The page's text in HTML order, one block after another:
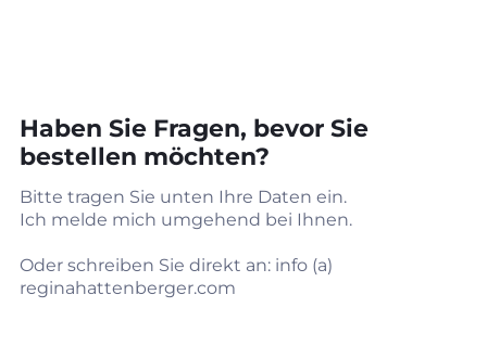
Haben Sie Fragen, bevor Sie
bestellen möchten?
Bitte tragen Sie unten Ihre Daten ein.
Ich melde mich umgehend bei Ihnen.
Oder schreiben Sie direkt an: info (a)
reginahattenberger.com